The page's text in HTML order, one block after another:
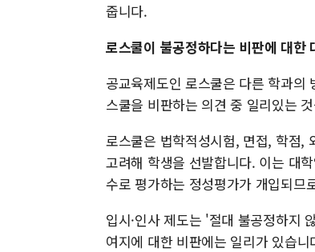
줍니다.
로스쿨이 불공정하다는 비판에 대한
공교육제도인 로스쿨은 다른 학과의
스쿨을 비판하는 의견 중 일리있는
로스쿨은 법학적성시험, 면접, 학점,
고려해 학생을 선발합니다. 이는 대
수로 평가하는 정성평가가 개입되므
입시·인사 제도는 '절대 불공정하지
여지에 대한 비판에는 일리가 있습